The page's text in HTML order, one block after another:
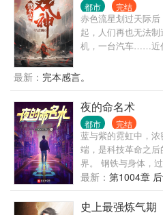
都市 完结
赤色流星划过天际
起，人们再也无法
机，一台汽车……近
拖入无序的深渊。
个时代，人类灿若星
立文明废墟之上，红
在他身后缓缓打开，
低语—— “好戏……
最新： 完本感言。
夜的命名术
都市 完结
蓝与紫的霓虹中，
端，是科技革命之
界。 钢铁与身体，
界并存，面前的一切
逐渐笼罩。 可你要
去应对黑暗，要用火。
最新： 第1004章 后
史上最强炼气期